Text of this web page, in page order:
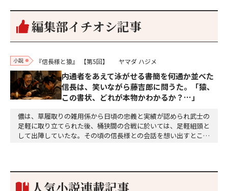
編集部イチオシ記事
小説 『信長様と猿』 【第5回】 ヤマダ ハジメ
内通者をあえて泳がせる――書簡を何通か並べた
信長は、笑いながら藤吉郎に問うた。「猿、
この書状、どれが本物かわかるか？…」
儂は、草履取りの雑用係から日頃の忠義と実績が認められ武士の
足軽に取り立てられた後、桶狭間の合戦に於いては、足軽組頭と
して出陣していたな。その頃の信長様との会話を想い出すとこん
り。どうして勝てたのか、未だにわかりません。…
人気小説連載記事